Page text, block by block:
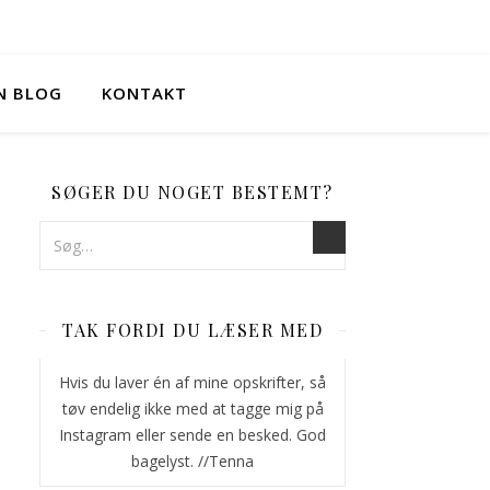
BLOG KONTAKT
SØGER DU NOGET BESTEMT?
TAK FORDI DU LÆSER MED
Hvis du laver én af mine opskrifter, så
tøv endelig ikke med at tagge mig på
Instagram eller sende en besked. God
bagelyst. //Tenna